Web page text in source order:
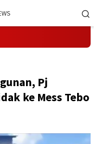
Pj
ke Mess Tebo